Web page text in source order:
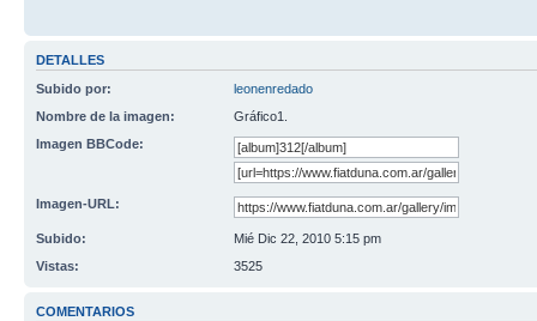
DETALLES
Subido por:
leonenredado
Nombre de la imagen:
Gráfico1.
Imagen BBCode:
Imagen-URL:
Subido:
Mié Dic 22, 2010 5:15 pm
Vistas:
3525
COMENTARIOS